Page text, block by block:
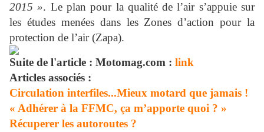
2015 ». Le plan pour la qualité de l’air s’appuie sur
les études menées dans les Zones d’action pour la
protection de l’air (Zapa).
Suite de l'article : Motomag.com : link
Articles associés :
Circulation interfiles...Mieux motard que jamais !
« Adhérer à la FFMC, ça m’apporte quoi ? »
Récuperer les autoroutes ?